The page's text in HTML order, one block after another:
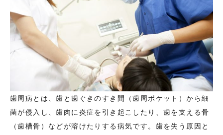
歯周病とは、歯と歯ぐきのすき間（歯周ポケット）から細
菌が侵入し、歯肉に炎症を引き起こしたり、歯を支える骨
（歯槽骨）などが溶けたりする病気です。歯を失う原因と